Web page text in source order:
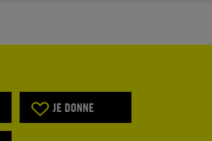
JE DONNE